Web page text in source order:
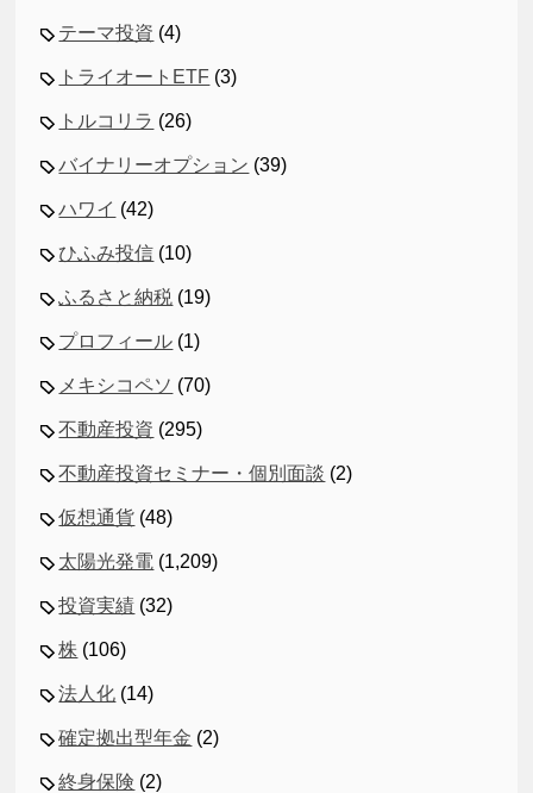
テーマ投資 (4)
トライオートETF (3)
トルコリラ (26)
バイナリーオプション (39)
ハワイ (42)
ひふみ投信 (10)
ふるさと納税 (19)
プロフィール (1)
メキシコペソ (70)
不動産投資 (295)
不動産投資セミナー・個別面談 (2)
仮想通貨 (48)
太陽光発電 (1,209)
投資実績 (32)
株 (106)
法人化 (14)
確定拠出型年金 (2)
終身保険 (2)